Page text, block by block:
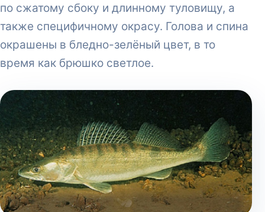
по сжатому сбоку и длинному туловищу, а
также специфичному окрасу. Голова и спина
окрашены в бледно-зелёный цвет, в то
время как брюшко светлое.